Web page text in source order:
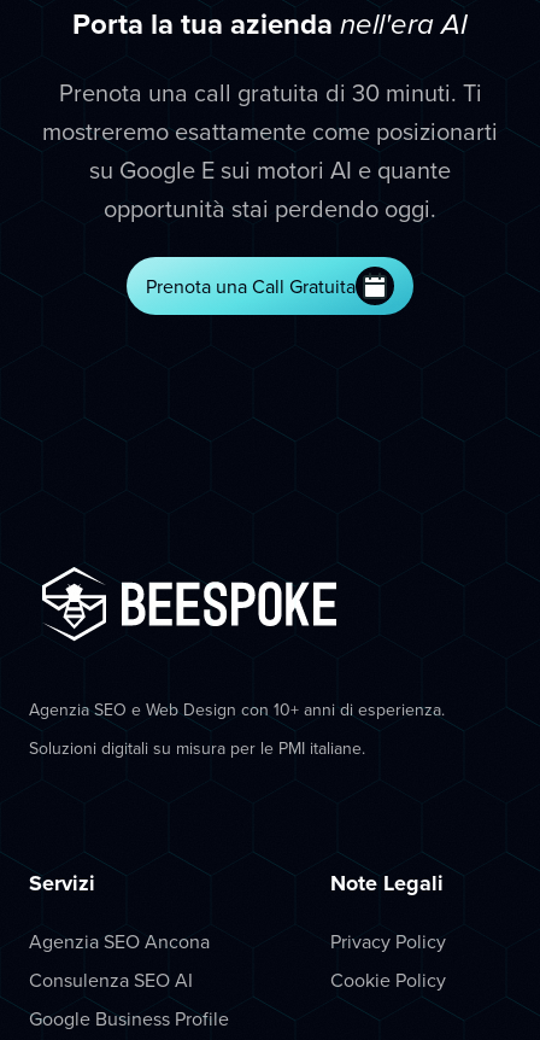
Porta la tua azienda nell'era AI
Prenota una call gratuita di 30 minuti. Ti
mostreremo esattamente come posizionarti
su Google E sui motori AI e quante
opportunità stai perdendo oggi.
Prenota una Call Gratuita
Agenzia SEO e Web Design con 10+ anni di esperienza.
Soluzioni digitali su misura per le PMI italiane.
Servizi
Agenzia SEO Ancona
Consulenza SEO AI
Google Business Profile
Note Legali
Privacy Policy
Cookie Policy